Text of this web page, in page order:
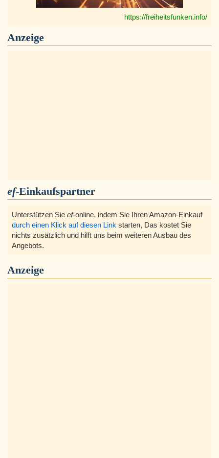
https://freiheitsfunken.info/
Anzeige
ef-Einkaufspartner
Unterstützen Sie ef-online, indem Sie Ihren Amazon-Einkauf
durch einen Klick auf diesen Link starten, Das kostet Sie
nichts zusätzlich und hilft uns beim weiteren Ausbau des
Angebots.
Anzeige